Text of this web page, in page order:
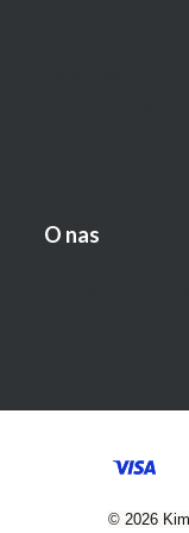
O nas
© 2026